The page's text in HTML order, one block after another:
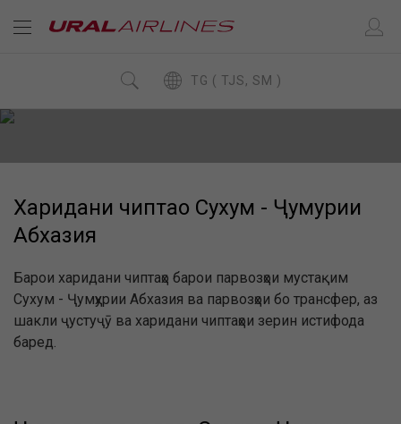
TG ( TJS, SM )
Харидани чиптаҳо Сухум - Ҷумҳурии
Абхазия
Барои харидани чиптаҳо барои парвозҳои мустақим
Сухум - Ҷумҳурии Абхазия ва парвозҳои бо трансфер, аз
шакли ҷустуҷӯ ва харидани чиптаҳои зерин истифода
баред.